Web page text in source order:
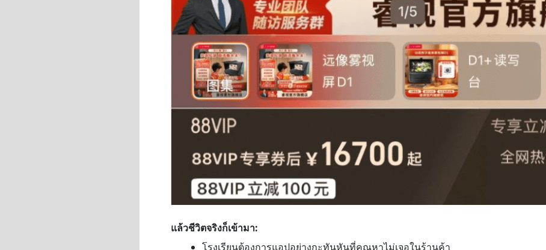
แล้วชีวิตจริงก็เข้ามา:
โรงเรียนต้องการแอปอย่างกะทันหันที่คุณหาไม่เจอในร้านค้า